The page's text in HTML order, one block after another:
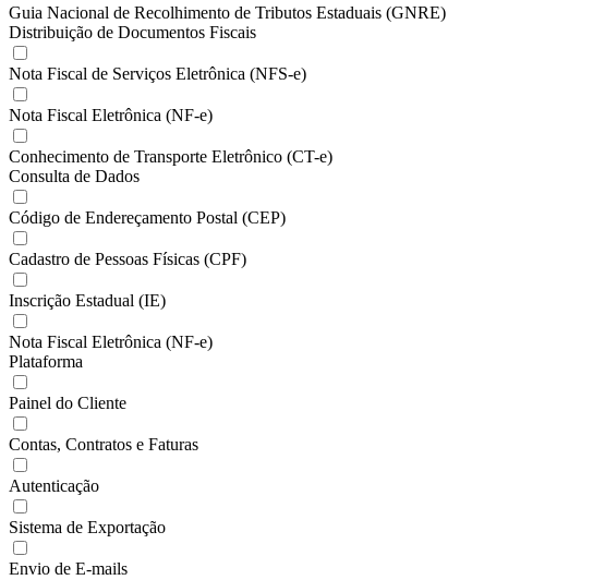
Guia Nacional de Recolhimento de Tributos Estaduais (GNRE)
Distribuição de Documentos Fiscais
Nota Fiscal de Serviços Eletrônica (NFS-e)
Nota Fiscal Eletrônica (NF-e)
Conhecimento de Transporte Eletrônico (CT-e)
Consulta de Dados
Código de Endereçamento Postal (CEP)
Cadastro de Pessoas Físicas (CPF)
Inscrição Estadual (IE)
Nota Fiscal Eletrônica (NF-e)
Plataforma
Painel do Cliente
Contas, Contratos e Faturas
Autenticação
Sistema de Exportação
Envio de E-mails